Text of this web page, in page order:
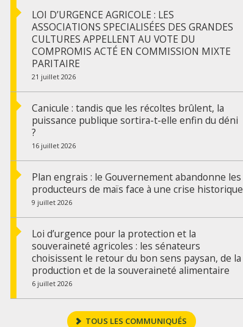
LOI D’URGENCE AGRICOLE : LES
ASSOCIATIONS SPECIALISÉES DES GRANDES
CULTURES APPELLENT AU VOTE DU
COMPROMIS ACTÉ EN COMMISSION MIXTE
PARITAIRE
21 juillet 2026
Canicule : tandis que les récoltes brûlent, la
puissance publique sortira-t-elle enfin du déni
?
16 juillet 2026
Plan engrais : le Gouvernement abandonne les
producteurs de maïs face à une crise historique
9 juillet 2026
Loi d’urgence pour la protection et la
souveraineté agricoles : les sénateurs
choisissent le retour du bon sens paysan, de la
production et de la souveraineté alimentaire
6 juillet 2026
TOUS LES COMMUNIQUÉS